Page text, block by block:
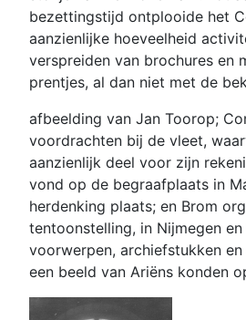
bezettingstijd ontplooide het
aanzienlijke hoeveelheid
verspreiden van brochures en
prentjes, al dan niet met de
afbeelding van Jan Toorop;
voordrachten bij de vleet,
aanzienlijk deel voor zijn
vond op de begraafplaats in
herdenking plaats; en Brom
tentoonstelling, in Nijmegen
voorwerpen, archiefstukken
een beeld van Ariëns konden